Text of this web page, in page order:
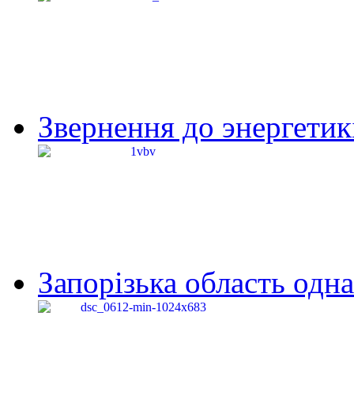
Звернення до
Запорізька область